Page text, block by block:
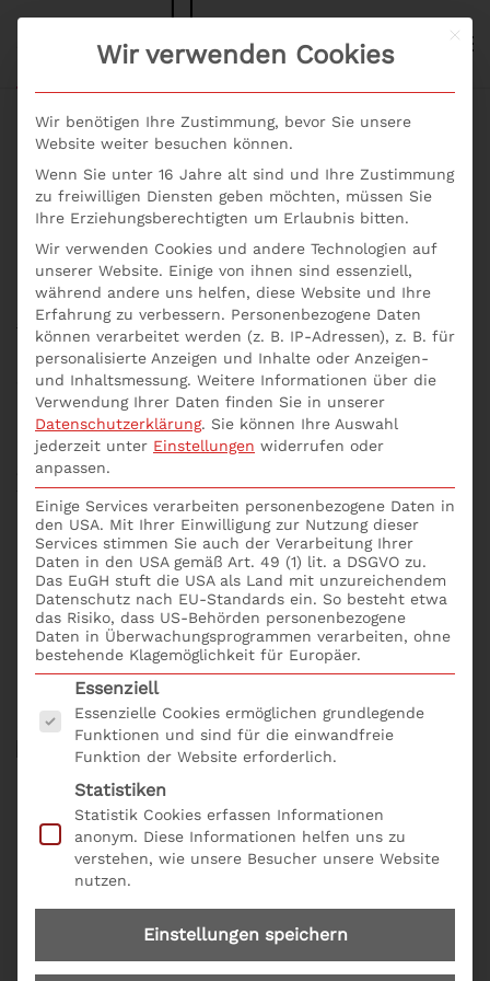
Skip to main content
Was sind
Verhaltensgrundsätze?
Geschrieben vonp537752am4. Mai 2021. Veröffentlicht in
Seminare Aktuell,Verhaltensgrundsätze.
Was sind Verhaltensgrundsätze (=Code of Conduct)?
Mit der richtigen Personal-Strategie kann eine
erfolgreiche Etablierung des Code of Conducts
gelingen. Die Teilnehmer erlernen mit dem Seminar
folgende fachlichen Skills:
Code of Conduct: Strategie + Leitbild + Werte
Design und Kommunikation der agilen
Transformation: Das ADKAR-Modell
HR-Kennzahlen zum Verhaltenskodex und zur
agilen Transformation
Das Seminar Produkt-Nr. I09: Personal-Strategie und
Code of Conduct bequem und einfach mit
dem
Seminarformular onlinebuchen.
Zielgruppe für das Seminar:
„Was sind
Verhaltensgrundsätze?“
Unternehmer,Geschäftsführerund Prokuristen
Mit
Wir verwenden Cookies
Wir benötigen Ihre Zustimmung, bevor Sie unsere
Website weiter besuchen können.
Wenn Sie unter 16 Jahre alt sind und Ihre Zustimmung
zu freiwilligen Diensten geben möchten, müssen Sie
Ihre Erziehungsberechtigten um Erlaubnis bitten.
Wir verwenden Cookies und andere Technologien auf
unserer Website. Einige von ihnen sind essenziell,
während andere uns helfen, diese Website und Ihre
Erfahrung zu verbessern. Personenbezogene Daten
können verarbeitet werden (z. B. IP-Adressen), z. B. für
personalisierte Anzeigen und Inhalte oder Anzeigen-
und Inhaltsmessung. Weitere Informationen über die
Verwendung Ihrer Daten finden Sie in unserer
Datenschutzerklärung. Sie können Ihre Auswahl
jederzeit unter Einstellungen widerrufen oder
anpassen.
Einige Services verarbeiten personenbezogene Daten in
den USA. Mit Ihrer Einwilligung zur Nutzung dieser
Services stimmen Sie auch der Verarbeitung Ihrer
Daten in den USA gemäß Art. 49 (1) lit. a DSGVO zu.
Das EuGH stuft die USA als Land mit unzureichendem
Datenschutz nach EU-Standards ein. So besteht etwa
das Risiko, dass US-Behörden personenbezogene
Daten in Überwachungsprogrammen verarbeiten, ohne
bestehende Klagemöglichkeit für Europäer.
Es folgt eine Liste der Service-Gruppen, für die
Essenziell
Essenzielle Cookies ermöglichen grundlegende
Funktionen und sind für die einwandfreie
Funktion der Website erforderlich.
Statistiken
Statistik Cookies erfassen Informationen
anonym. Diese Informationen helfen uns zu
verstehen, wie unsere Besucher unsere Website
nutzen.
Einstellungen speichern